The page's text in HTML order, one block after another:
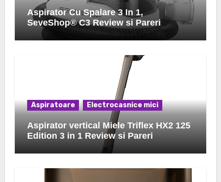
Aspirator Cu Spalare 3 In 1,
SeveShop® C3 Review si Pareri
Aspiratoare Electrocasnice mici
Aspirator vertical Miele Triflex HX2 125
Edition 3 in 1 Review si Pareri